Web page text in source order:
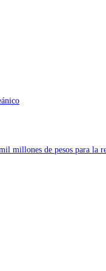
millones de pesos para la